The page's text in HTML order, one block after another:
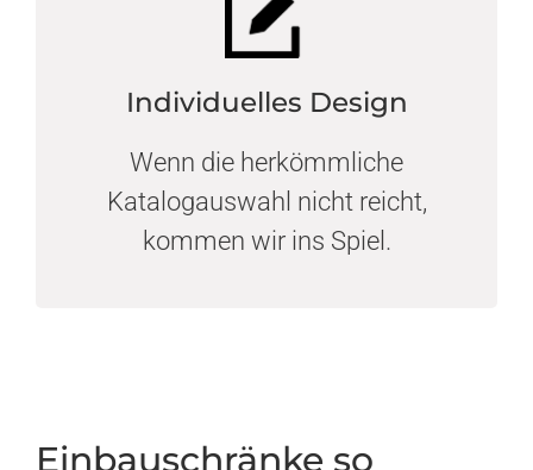
Individuelles Design
Wenn die herkömmliche
Katalogauswahl nicht reicht,
kommen wir ins Spiel.
Einbauschränke so